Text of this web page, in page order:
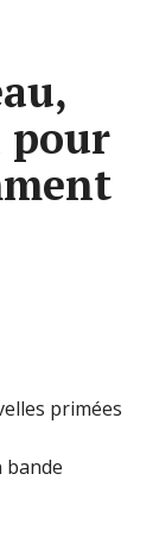
pour
primées
bande